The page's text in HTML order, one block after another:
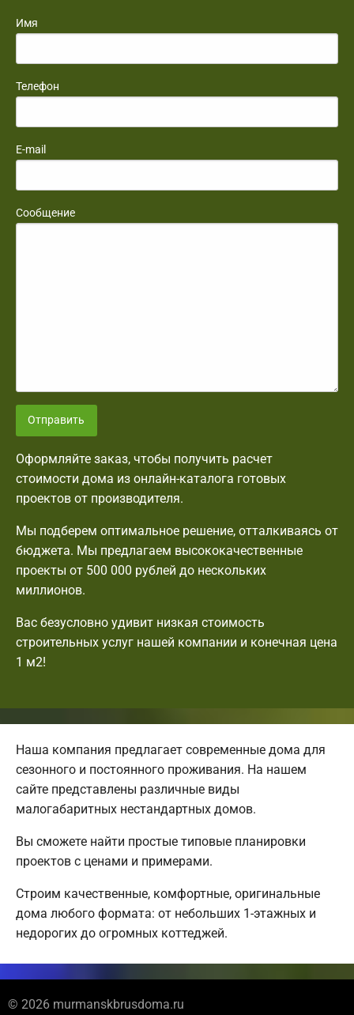
Имя
Телефон
E-mail
Сообщение
Отправить
Оформляйте заказ, чтобы получить расчет
стоимости дома из онлайн-каталога готовых
проектов от производителя.
Мы подберем оптимальное решение, отталкиваясь от
бюджета. Мы предлагаем высококачественные
проекты от 500 000 рублей до нескольких
миллионов.
Вас безусловно удивит низкая стоимость
строительных услуг нашей компании и конечная цена
1 м2!
Наша компания предлагает современные дома для
сезонного и постоянного проживания. На нашем
сайте представлены различные виды
малогабаритных нестандартных домов.
Вы сможете найти простые типовые планировки
проектов с ценами и примерами.
Строим качественные, комфортные, оригинальные
дома любого формата: от небольших 1-этажных и
недорогих до огромных коттеджей.
© 2026 murmanskbrusdoma.ru